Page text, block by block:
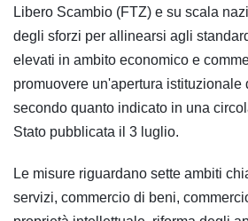
Libero Scambio (FTZ) e su scala
degli sforzi per allinearsi agli
elevati in ambito economico e
promuovere un'apertura istituzionale
secondo quanto indicato in una
Stato pubblicata il 3 luglio.
Le misure riguardano sette ambiti
servizi, commercio di beni,